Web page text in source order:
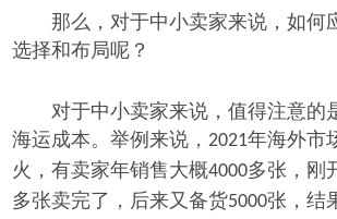
那么，对于中小卖家来说，如何
选择和布局呢 ？
对于中小卖家来说，值得注意的
海运成本。举例来说，2021年海外市
火，有卖家年销售大概4000多张 ，刚
多张卖完了，后来又备货5000张 ，结